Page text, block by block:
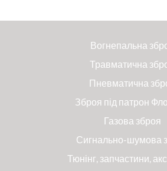
Вогнепальна
Травматична
Пневматична
Зброя під патрон
Газова зброя
Сигнально-шумова
Тюнінг, запчастини,